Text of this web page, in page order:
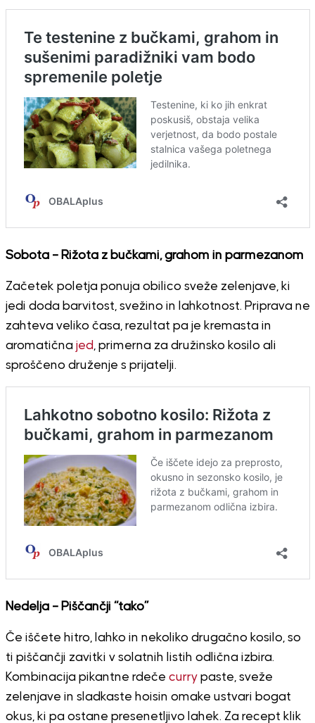
Sobota – Rižota z bučkami, grahom in parmezanom
Začetek poletja ponuja obilico sveže zelenjave, ki
jedi doda barvitost, svežino in lahkotnost. Priprava ne
zahteva veliko časa, rezultat pa je kremasta in
aromatična jed, primerna za družinsko kosilo ali
sproščeno druženje s prijatelji.
Nedelja – Piščančji “tako”
Če iščete hitro, lahko in nekoliko drugačno kosilo, so
ti piščančji zavitki v solatnih listih odlična izbira.
Kombinacija pikantne rdeče currypaste, sveže
zelenjave in sladkaste hoisin omake ustvari bogat
okus, ki pa ostane presenetljivo lahek. Za recept klik